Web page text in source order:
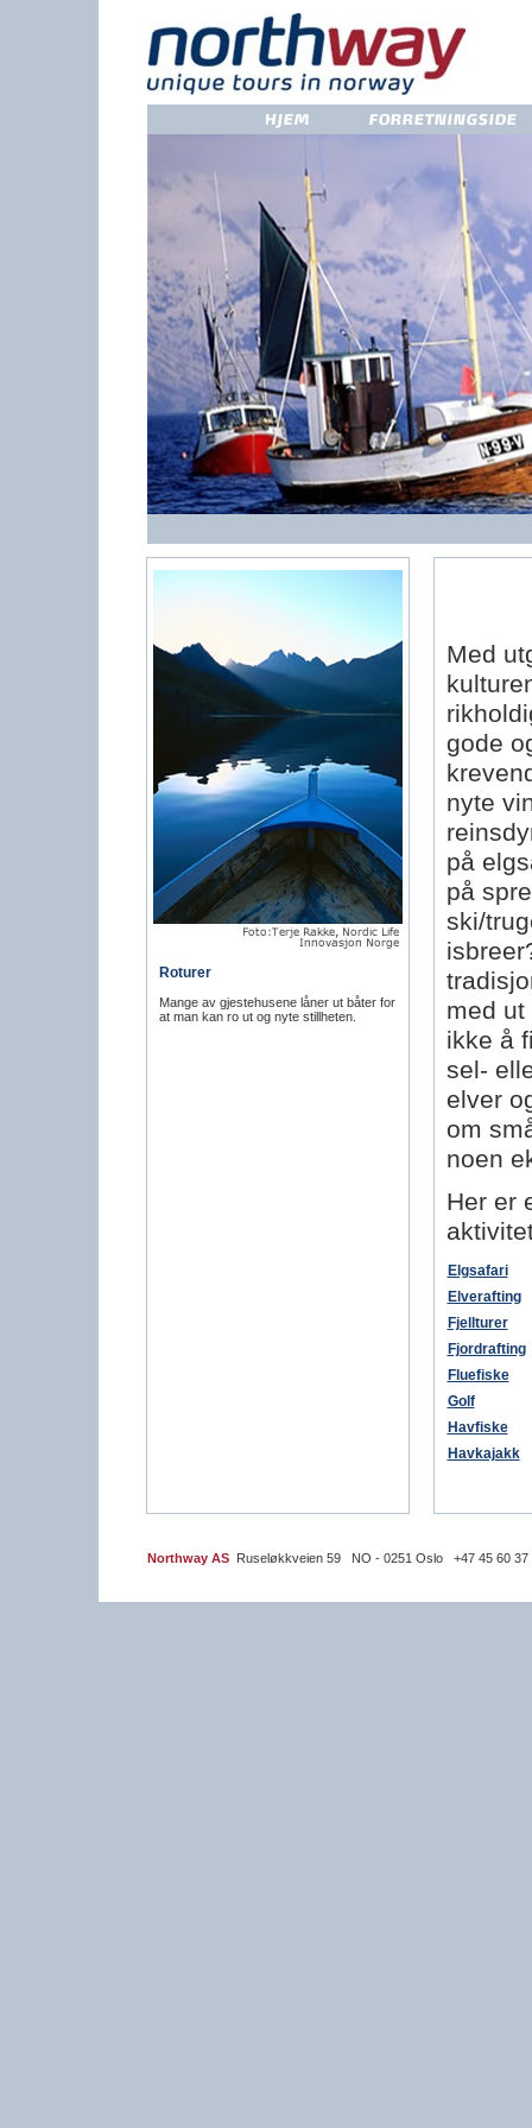
Roturer
Mange av gjestehusene låner ut båter for
at man kan ro ut og nyte stillheten.
Med
gode
nyte
på
på
ski/
med
ikke å
sel-
elver
om
noen
Her er
Elgsafari
Elverafting
Fjellturer
Fjordrafting
Fluefiske
Golf
Havfiske
Havkajakk
Northway ASRuseløkkveien 59 NO - 0251 Oslo +47 45 60